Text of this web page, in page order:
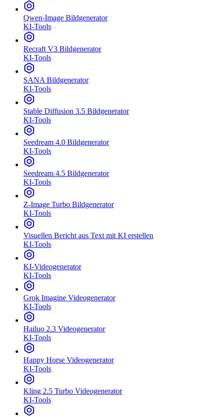
Qwen-Image Bildgenerator
KI-Tools
Recraft V3 Bildgenerator
KI-Tools
SANA Bildgenerator
KI-Tools
Stable Diffusion 3.5 Bildgenerator
KI-Tools
Seedream 4.0 Bildgenerator
KI-Tools
Seedream 4.5 Bildgenerator
KI-Tools
Z-Image Turbo Bildgenerator
KI-Tools
Visuellen Bericht aus Text mit KI erstellen
KI-Tools
KI-Videogenerator
KI-Tools
Grok Imagine Videogenerator
KI-Tools
Hailuo 2.3 Videogenerator
KI-Tools
Happy Horse Videogenerator
KI-Tools
Kling 2.5 Turbo Videogenerator
KI-Tools